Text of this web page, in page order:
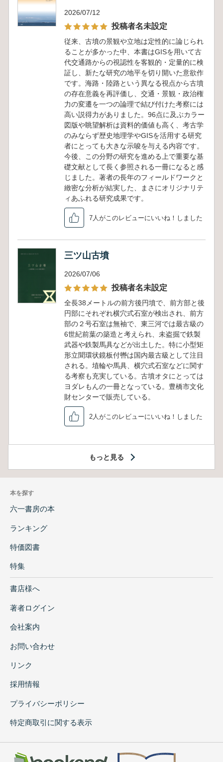
2026/07/12
投稿者名未設定
従来、古墳の景観や立地は定性的に論じられ
ることが多かった中、本書はGISを用いて古
代交通路からの視認性を客観的・定量的に検
証し、新たな研究の地平を切り開いた意欲作
です。海路・陸路という異なる視点から古墳
の存在意義を再評価し、交通・景観・政治権
力の変遷を一つの論理で結び付けた考察には
高い説得力がありました。96点に及ぶカラー
図版や眺望解析は資料的価値も高く、考古学
のみならず歴史地理学やGISを活用する研究
者にとっても大きな示唆を与える内容です。
今後、この分野の研究を進める上で重要な基
礎文献として長く参照される一冊になると感
じました。著者の長年のフィールドワークと
緻密な分析が結実した、まさにオリジナリテ
ィあふれる研究成果です。
7人がこのレビューにいいね！しました
三ツ山古墳
2026/07/06
投稿者名未設定
全長38メートルの前方後円墳で、前方部と後
円部にそれぞれ横穴式石室が検出され、前方
部の２号石室は無袖で、東三河では最古級の
6世紀前葉の築造と考えられ、未盗掘で鉄製
武器や鉄製馬具などが出土した。特に小型矩
形立聞環状鏡板付轡は国内最古級として注目
される。埴輪や馬具、横穴式石室などに関す
る考察も充実している。古墳オタにとっては
ヨダレもんの一冊となっている。豊橋市文化
財センターで販売している。
2人がこのレビューにいいね！しました
もっと見る
本を探す
六一書房の本
ランキング
特価図書
特集
書店様へ
著者ログイン
会社案内
お問い合わせ
リンク
採用情報
プライバシーポリシー
特定商取引に関する表示